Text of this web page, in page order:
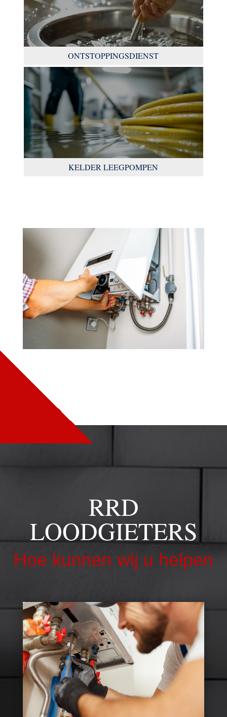
ONTSTOPPINGSDIENST
KELDER LEEGPOMPEN
RRD
LOODGIETERS
Hoe kunnen wij u helpen